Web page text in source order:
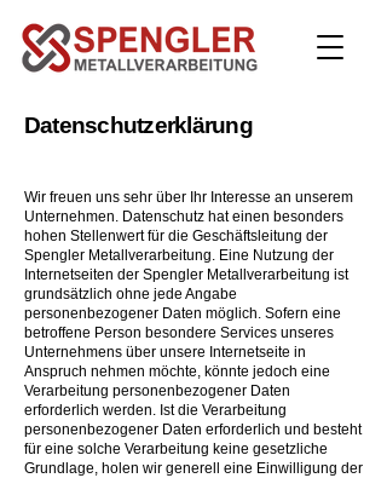
Datenschutzerklärung
Wir freuen uns sehr über Ihr Interesse an unserem
Unternehmen. Datenschutz hat einen besonders
hohen Stellenwert für die Geschäftsleitung der
Spengler Metallverarbeitung. Eine Nutzung der
Internetseiten der Spengler Metallverarbeitung ist
grundsätzlich ohne jede Angabe
personenbezogener Daten möglich. Sofern eine
betroffene Person besondere Services unseres
Unternehmens über unsere Internetseite in
Anspruch nehmen möchte, könnte jedoch eine
Verarbeitung personenbezogener Daten
erforderlich werden. Ist die Verarbeitung
personenbezogener Daten erforderlich und besteht
für eine solche Verarbeitung keine gesetzliche
Grundlage, holen wir generell eine Einwilligung der